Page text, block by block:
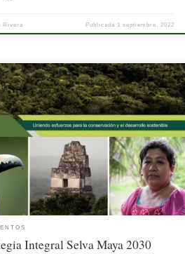
Rivera Publicada 1 septiembre, 2022
Integral Selva Maya 2030